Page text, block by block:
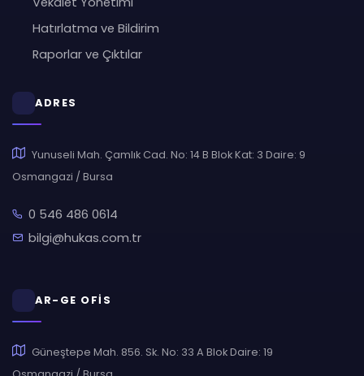
Hatırlatma ve Bildirim
Raporlar ve Çıktılar
ADRES
Yunuseli Mah. Çamlık Cad. No: 14 B Blok Kat: 3 Daire: 9
Osmangazi / Bursa
0 546 486 0614
bilgi@hukas.com.tr
AR-GE OFİS
Güneştepe Mah. 856. Sk. No: 33 A Blok Daire: 19